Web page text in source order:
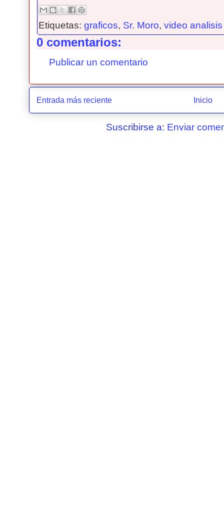
Etiquetas:graficos, Sr. Moro,video
0 comentarios:
Publicar un comentario
Entrada más reciente Inicio
Suscribirse a: Enviar